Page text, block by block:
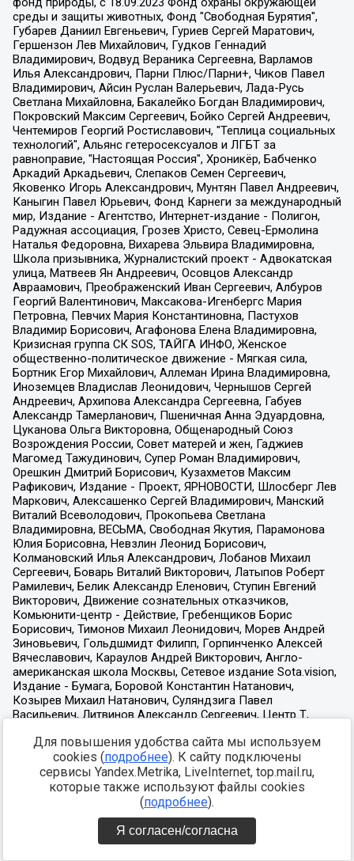
Для повышения удобства сайта мы используем
cookies (подробнее). К сайту подключены
сервисы Yandex.Metrika, LiveInternet, top.mail.ru,
которые также используют файлы cookies
(подробнее).
Я согласен/согласна